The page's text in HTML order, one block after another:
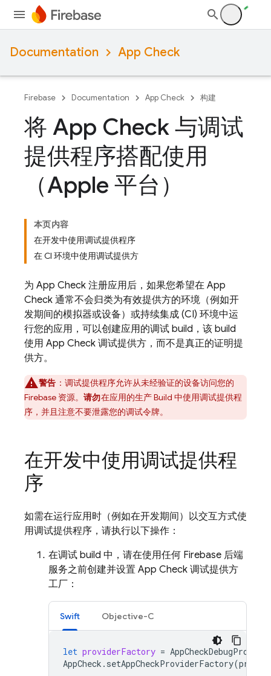
Documentation App Check
Firebase Documentation App Check 构建
将 App Check 与调试
提供程序搭配使用
（Apple 平台）
本页内容
在开发中使用调试提供程序
在 CI 环境中使用调试提供方
为 App Check 注册应用后，如果您希望在 App
Check 通常不会归类为有效提供方的环境（例如开
发期间的模拟器或设备）或持续集成 (CI) 环境中运
行您的应用，可以创建应用的调试 build，该 build
使用 App Check 调试提供方，而不是真正的证明提
供方。
警告 ：调试提供程序允许从未经验证的设备访问您的
Firebase 资源。 请勿在应用的生产 Build 中使用调试提供程
序，并且注意不要泄露您的调试令牌。
在开发中使用调试提供程
序
如需在运行应用时（例如在开发期间）以交互方式使
用调试提供程序，请执行以下操作：
在调试 build 中，请在使用任何 Firebase 后端
服务之前创建并设置 App Check 调试提供方
工厂：
Swift Objective-C
let providerFactory =
AppCheck . setAppCheckProviderFactory(